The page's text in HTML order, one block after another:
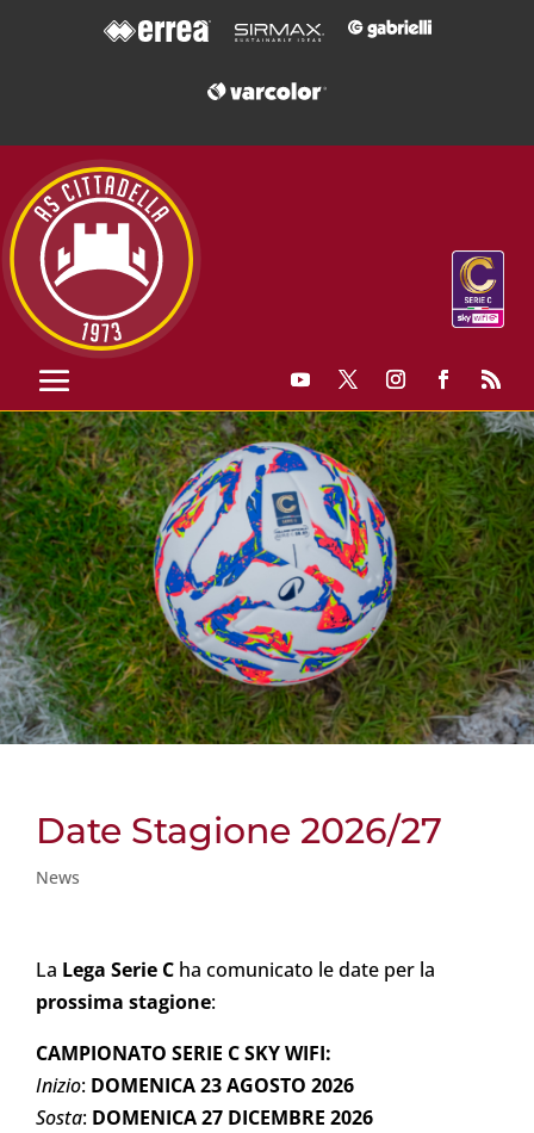
Date Stagione 2026/27
News
La Lega Serie C ha comunicato le date per la
prossima stagione:
CAMPIONATO SERIE C SKY WIFI:
Inizio: DOMENICA 23 AGOSTO 2026
Sosta: DOMENICA 27 DICEMBRE 2026